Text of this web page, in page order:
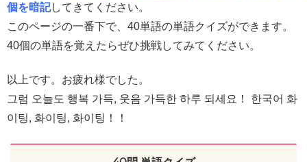
個を暗記してきてください。
このページの一番下で、40単語の単語クイズができます。
40個の単語を覚えたらぜひ挑戦してみてください。
以上です。お疲れ様でした。
그럼 오늘도 행복 가득, 웃음 가득한 하루 되세요！ 한국어 화
이팅, 화이팅, 화이팅！！